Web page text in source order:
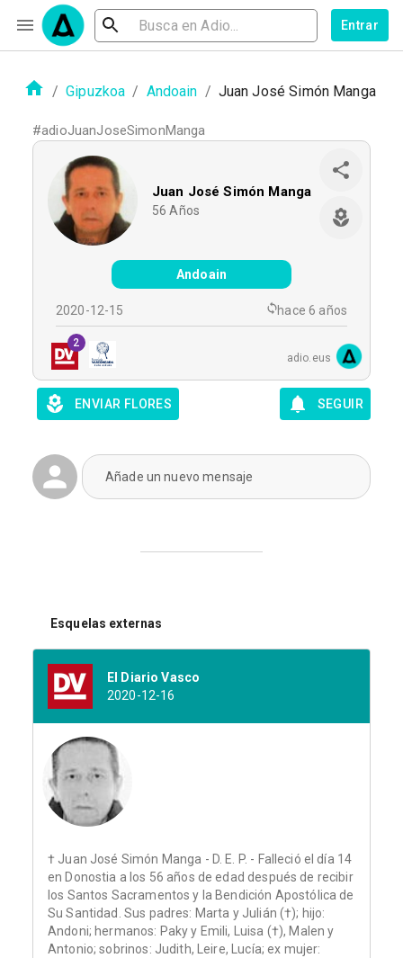
Entrar
/ Gipuzkoa / Andoain / Juan José Simón Manga
#adioJuanJoseSimonManga
Juan José Simón Manga
56 Años
Andoain
2020-12-15 hace 6 años
2
adio.eus
ENVIAR FLORES SEGUIR
Añade un nuevo mensaje
Esquelas externas
El Diario Vasco
2020-12-16
† Juan José Simón Manga - D. E. P. - Falleció el día 14
en Donostia a los 56 años de edad después de recibir
los Santos Sacramentos y la Bendición Apostólica de
Su Santidad. Sus padres: Marta y Julián (†); hijo:
Andoni; hermanos: Paky y Emili, Luisa (†), Malen y
Antonio; sobrinos: Judith, Leire, Lucía; ex mujer: